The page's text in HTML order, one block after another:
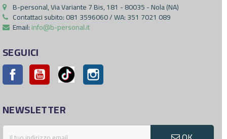
B-personal, Via Variante 7 Bis, 181 - 80035 - Nola (NA)
Contattaci subito:081 3596060 / WA: 351 7021 089
Email:info@b-personal.it
SEGUICI
Facebook YouTube Pinterest
NEWSLETTER